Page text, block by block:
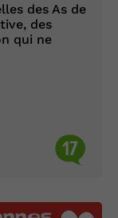
des As de
des
qui ne
17